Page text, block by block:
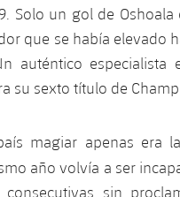
Solo un gol de Oshoala
que se había elevado
auténtico especialista
su sexto título de
magiar apenas era la
año volvía a ser
sin